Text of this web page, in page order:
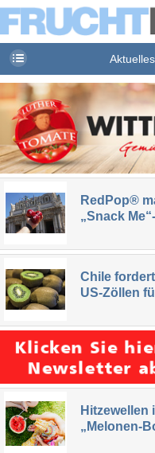
RedPop®
„Snack
Chile
US-Zöllen
Hitzewellen
„Melonen-